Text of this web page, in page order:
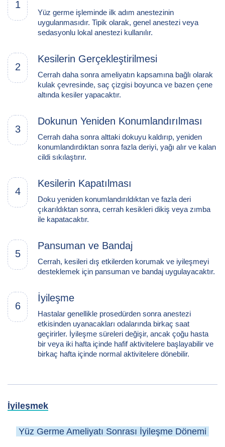
1
Yüz germe işleminde ilk adım anestezinin
uygulanmasıdır. Tipik olarak, genel anestezi veya
sedasyonlu lokal anestezi kullanılır.
2
Kesilerin Gerçekleştirilmesi
Cerrah daha sonra ameliyatın kapsamına bağlı olarak
kulak çevresinde, saç çizgisi boyunca ve bazen çene
altında kesiler yapacaktır.
3
Dokunun Yeniden Konumlandırılması
Cerrah daha sonra alttaki dokuyu kaldırıp, yeniden
konumlandırdıktan sonra fazla deriyi, yağı alır ve kalan
cildi sıkılaştırır.
4
Kesilerin Kapatılması
Doku yeniden konumlandırıldıktan ve fazla deri
çıkarıldıktan sonra, cerrah kesikleri dikiş veya zımba
ile kapatacaktır.
5
Pansuman ve Bandaj
Cerrah, kesileri dış etkilerden korumak ve iyileşmeyi
desteklemek için pansuman ve bandaj uygulayacaktır.
6
İyileşme
Hastalar genellikle prosedürden sonra anestezi
etkisinden uyanacakları odalarında birkaç saat
geçirirler. İyileşme süreleri değişir, ancak çoğu hasta
bir veya iki hafta içinde hafif aktivitelere başlayabilir ve
birkaç hafta içinde normal aktivitelere dönebilir.
İyileşmek
Yüz Germe Ameliyatı Sonrası İyileşme Dönemi